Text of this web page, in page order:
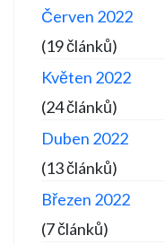
Červen 2022
(19 článků)
Květen 2022
(24 článků)
Duben 2022
(13 článků)
Březen 2022
(7 článků)